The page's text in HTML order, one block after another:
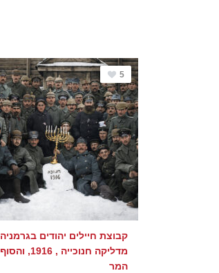
5
קבוצת חיילים יהודים בגרמניה
מדליקה חנוכייה , 1916, והסוף
המר